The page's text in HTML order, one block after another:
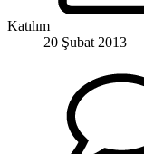
Katılım
20 Şubat 2013